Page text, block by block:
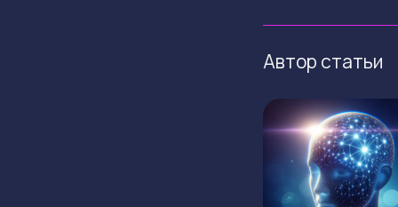
Автор статьи